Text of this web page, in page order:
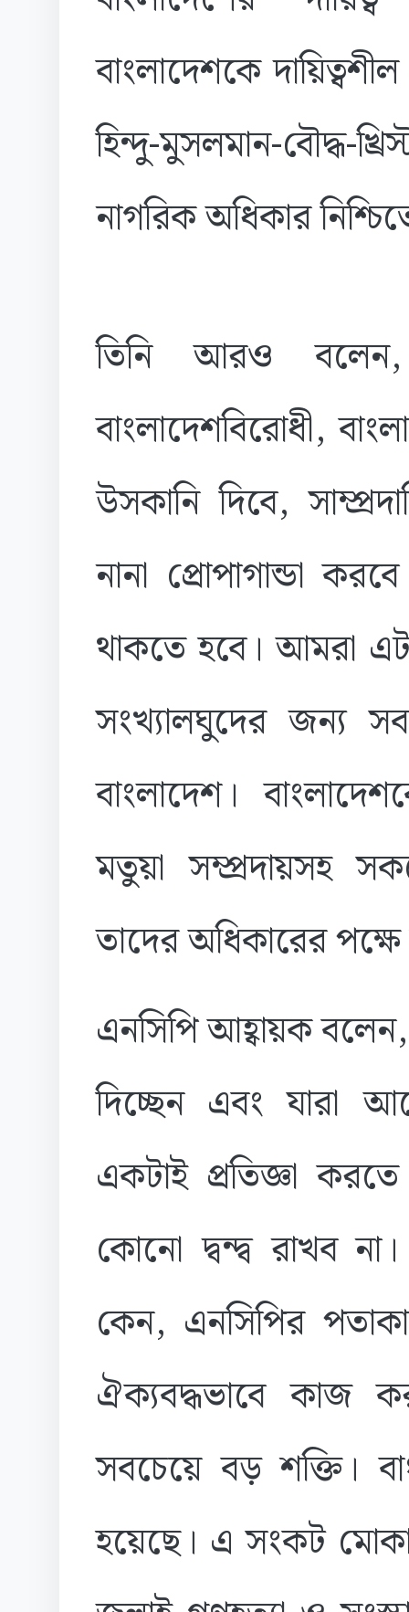
বাংলাদেশকে
হিন্দু-মুসলমান-বৌদ্ধ-
নাগরিক অধিকার
তিনি আরও বলেন,
বাংলাদেশবিরোধী,
উসকানি দিবে,
নানা প্রোপাগান্ডা
থাকতে হবে। আমরা
সংখ্যালঘুদের জন্য
বাংলাদেশ।
মতুয়া সম্প্রদায়সহ
তাদের অধিকারের
এনসিপি আহ্বায়ক
দিচ্ছেন এবং যারা
একটাই প্রতিজ্ঞা
কোনো দ্বন্দ্ব রাখব
কেন, এনসিপির
ঐক্যবদ্ধভাবে কাজ
সবচেয়ে বড় শক্তি।
হয়েছে। এ সংকট